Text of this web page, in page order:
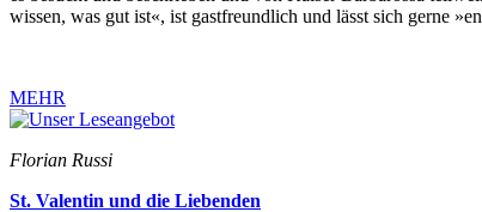
wissen, was gut ist«, ist gastfreundlich und lässt sich gerne
MEHR
Florian Russi
St. Valentin und die Liebenden